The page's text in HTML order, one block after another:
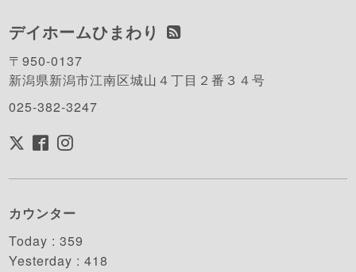
デイホームひまわり
〒950-0137
新潟県新潟市江南区城山４丁目２番３４号
025-382-3247
カウンター
Today :359
Yesterday :418